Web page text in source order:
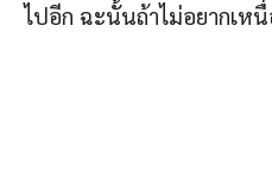
ไปอีก ฉะนั้นถ้าไม่อยากเหนื่